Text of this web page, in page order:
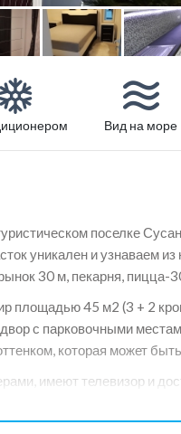
Вид на море
поселке
уникален и узнаваем из
30 м, пекарня,
площадью 45 м2 (3 + 2
с парковочными
которая может
имеют телевизор и
зависимости от